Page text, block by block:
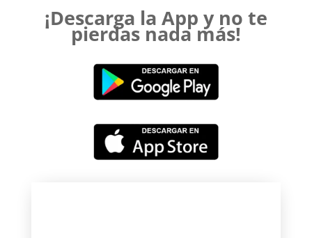
¡Descarga la App y no te
pierdas nada más!